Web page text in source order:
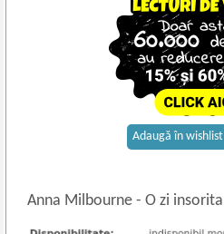
Anna Milbourne- O zi insorita
Adaugă în wishlist